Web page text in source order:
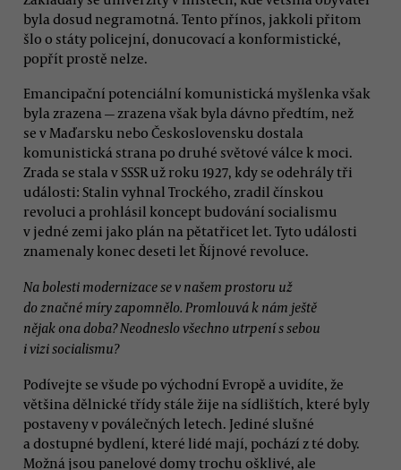
byla dosud negramotná. Tento přínos, jakkoli přitom
šlo o státy policejní, donucovací a konformistické,
popřít prostě nelze.
Emancipační potenciální komunistická myšlenka však
byla zrazena — zrazena však byla dávno předtím, než
se v Maďarsku nebo Československu dostala
komunistická strana po druhé světové válce k moci.
Zrada se stala v SSSR už roku 1927, kdy se odehrály tři
události: Stalin vyhnal Trockého, zradil čínskou
revoluci a prohlásil koncept budování socialismu
v jedné zemi jako plán na pětatřicet let. Tyto události
znamenaly konec deseti let Říjnové revoluce.
Na bolesti modernizace se v našem prostoru už
do značné míry zapomnělo. Promlouvá k nám ještě
nějak ona doba? Neodneslo všechno utrpení s sebou
i vizi socialismu?
Podívejte se všude po východní Evropě a uvidíte, že
většina dělnické třídy stále žije na sídlištích, které byly
postaveny v poválečných letech. Jediné slušné
a dostupné bydlení, které lidé mají, pochází z té doby.
Možná jsou panelové domy trochu ošklivé, ale